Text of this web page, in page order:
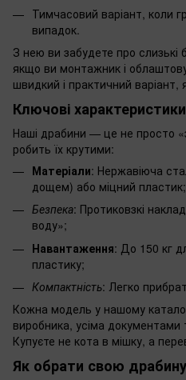
Тимчасовий варіант, коли
випадок.
З нею ви забудете про слизькі
якщо ви монтажник і
швидкий і практичний варіант,
Ключові
Наші драбини — це не просто
робить їх крутими:
Матеріали: Нержавіюча
дощем) або міцний пластик;
Безпека: Протиковзкі
воду»;
Навантаження: До 150 кг
пластику;
Компактність: Легко
Кожна модель у нашому
виробника, усіма документами
Купуєте не кота в мішку, а
Як обрати свою драбину